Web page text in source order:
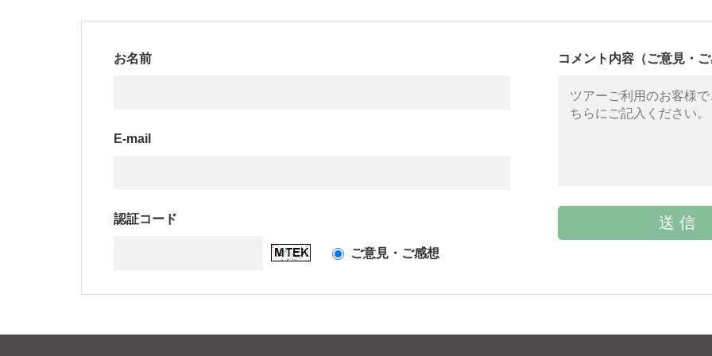
お名前
E-mail
認証コード
ご意見・ご感想
コメント内容（ご意見・